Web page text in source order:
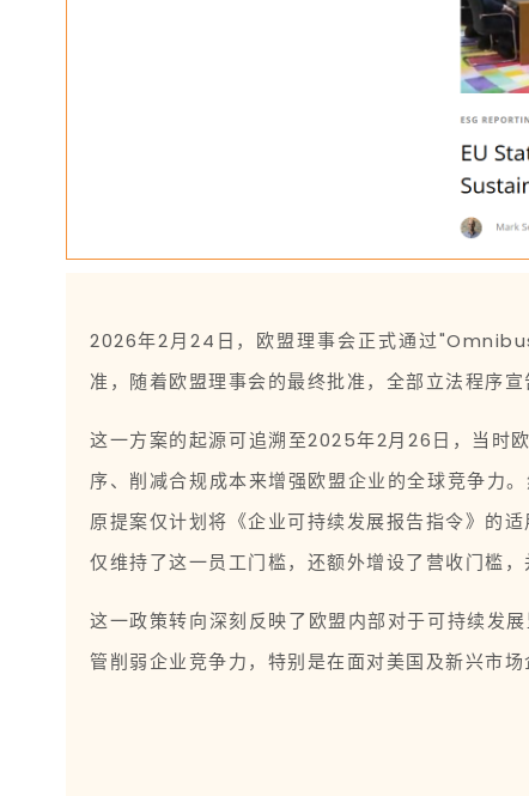
2026年2月24日，欧盟理事会正式通过
准，随着欧盟理事会的最终批准，全部立法程序
这一方案的起源可追溯至2025年2月26日，当时
序、削减合规成本来增强欧盟企业的全球竞争力
原提案仅计划将《企业可持续发展报告指令》的
仅维持了这一员工门槛，还额外增设了营收门槛
这一政策转向深刻反映了欧盟内部对于可持续发
管削弱企业竞争力，特别是在面对美国及新兴市